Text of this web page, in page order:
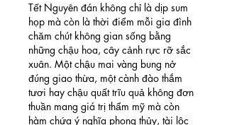
Tết Nguyên đán không chỉ là dịp sum
họp mà còn là thời điểm mỗi gia đình
chăm chút không gian sống bằng
những chậu hoa, cây cảnh rực rỡ sắc
xuân. Một chậu mai vàng bung nở
đúng giao thừa, một cành đào thắm
tươi hay chậu quất trĩu quả không đơn
thuần mang giá trị thẩm mỹ mà còn
hàm chứa ý nghĩa phong thủy, tài lộc